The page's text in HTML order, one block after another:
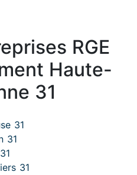
RGE
Haute-
31
31
31
31